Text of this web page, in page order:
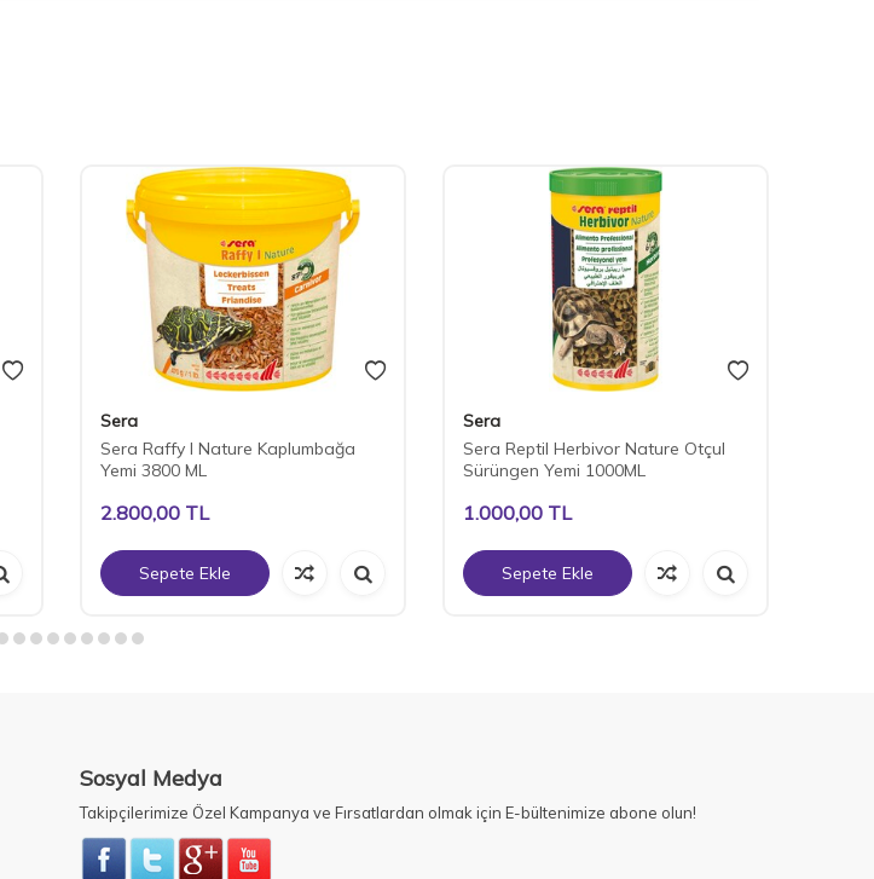
Sera
Sera Raffy I Nature Kaplumbağa
Yemi 3800 ML
2.800,00 TL
Sepete Ekle
Sera
Sera Reptil Herbivor Nature Otçul
Sürüngen Yemi 1000ML
1.000,00 TL
Sepete Ekle
Sosyal Medya
Takipçilerimize Özel Kampanya ve Fırsatlardan olmak için E-bültenimize abone olun!